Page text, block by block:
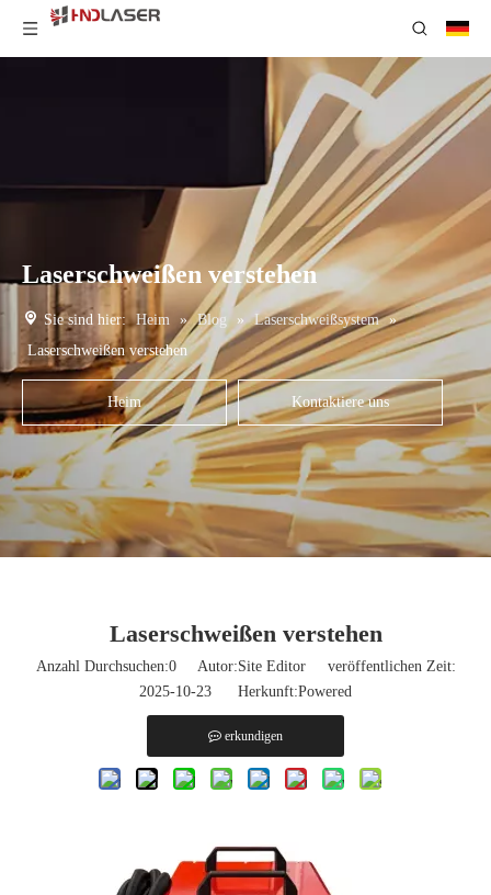
Laserschweißen verstehen
Sie sind hier: Heim » Blog » Laserschweißsystem »
Laserschweißen verstehen
Heim Kontaktiere uns
Laserschweißen verstehen
Anzahl Durchsuchen:0Autor:Site Editor veröffentlichen Zeit:
2025-10-23 Herkunft:Powered
erkundigen